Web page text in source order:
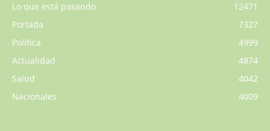
Lo que está pasando
12471
Portada
7327
Política
4999
Actualidad
4874
Salud
4042
Nacionales
4009